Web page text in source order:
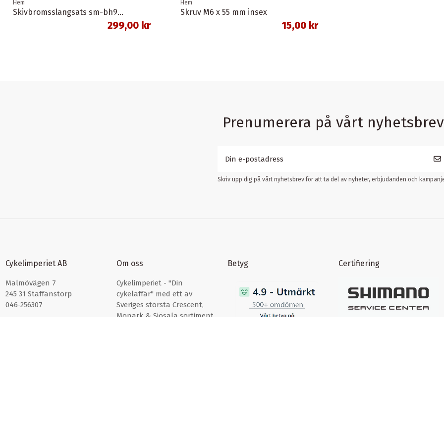
Hem
Skivbromsslangsats sm-bh90-sbs 1,0 meter banjo svart shimano
299,00 kr
Hem
Skruv M6 x 55 mm insex
15,00 kr
Prenumerera på vårt nyhetsbrev
Skriv upp dig på vårt nyhetsbrev för att ta del av nyheter, erbjudanden och
Cykelimperiet AB
Malmövägen 7
245 31 Staffanstorp
046-256307
Om oss
Cykelimperiet - "Din
cykelaffär" med ett av
Sveriges största Crescent,
Monark & Sjösala sortiment.
Betyg Certifiering